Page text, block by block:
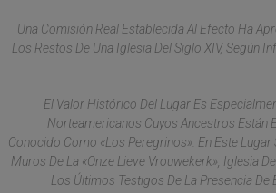
Una Comisión Real Establecida Al Efecto Ha
Los Restos De Una Iglesia Del Siglo XIV, Según
El Valor Histórico Del Lugar Es
Norteamericanos Cuyos Ancestros Están
Conocido Como «Los Peregrinos». En Este Lugar
Muros De La «Onze Lieve Vrouwekerk», Iglesia
Los Últimos Testigos De La Presencia De